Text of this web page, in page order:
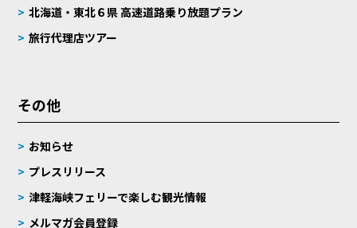
北海道・東北６県 高速道路乗り放題プラン
旅行代理店ツアー
その他
お知らせ
プレスリリース
津軽海峡フェリーで楽しむ観光情報
メルマガ会員登録